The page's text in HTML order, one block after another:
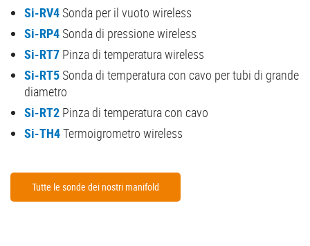
Si-RV4Sonda per il vuoto wireless
Si-RP4Sonda di pressione wireless
Si-RT7 Pinza di temperatura wireless
Si-RT5Sonda di temperatura con cavo per tubi di grande
diametro
Si-RT2 Pinza di temperatura con cavo
Si-TH4Termoigrometro wireless
Tutte le sonde dei nostri manifold